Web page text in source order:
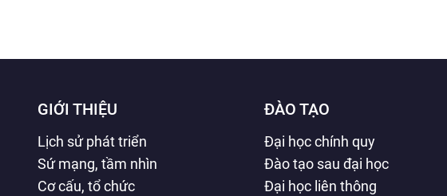
GIỚI THIỆU
Lịch sử phát triển
Sứ mạng, tầm nhìn
Cơ cấu, tổ chức
ĐÀO TẠO
Đại học chính quy
Đào tạo sau đại học
Đại học liên thông